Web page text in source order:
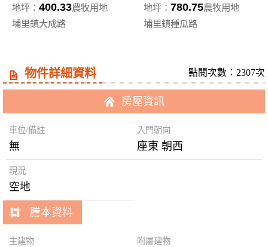
地坪： 400.33農牧用地
埔里鎮大成路
地坪： 780.75農牧用地
埔里鎮種瓜路
物件詳細資料 點閱次數：2307次
房屋資訊
車位/備註
無
入門朝向
座東 朝西
現況
空地
謄本資料
主建物 附屬建物